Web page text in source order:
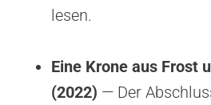
lesen.
Eine Krone aus Frost
(2022) — Der